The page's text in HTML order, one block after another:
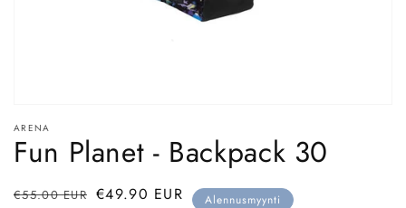
aineisto
modaalisessa
ikkunassa
ARENA
Fun Planet - Backpack 30
Normaalihinta
€55.00 EUR
Myyntihinta €49.90 EUR Alennusmyynti